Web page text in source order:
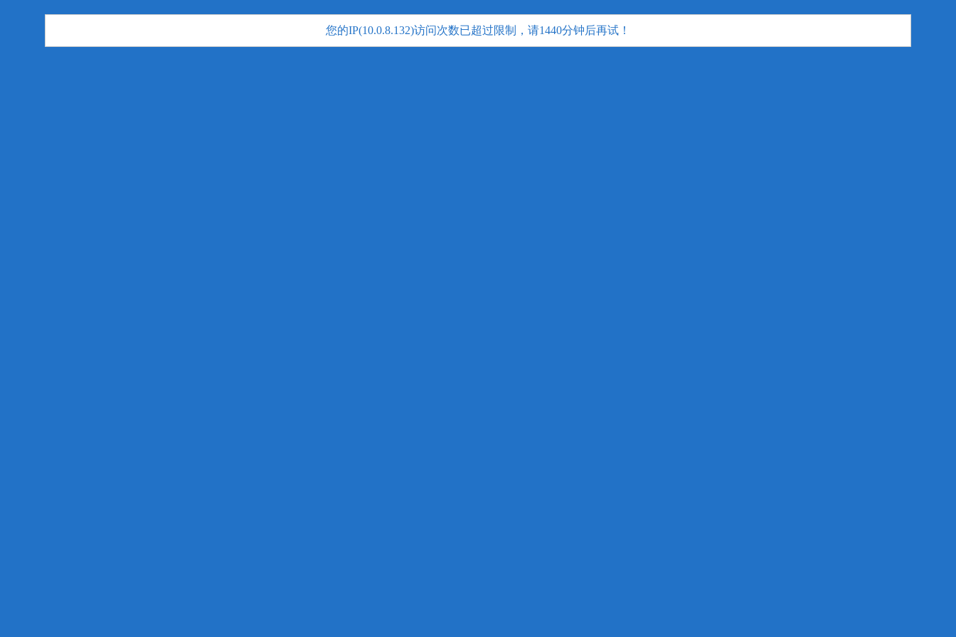
您的IP(10.0.8.132)访问次数已超过限制，请1440分钟后再试！